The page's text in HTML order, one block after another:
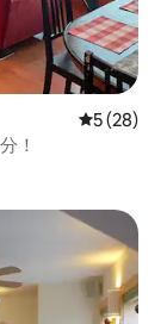
レビュー
5 (28)
！